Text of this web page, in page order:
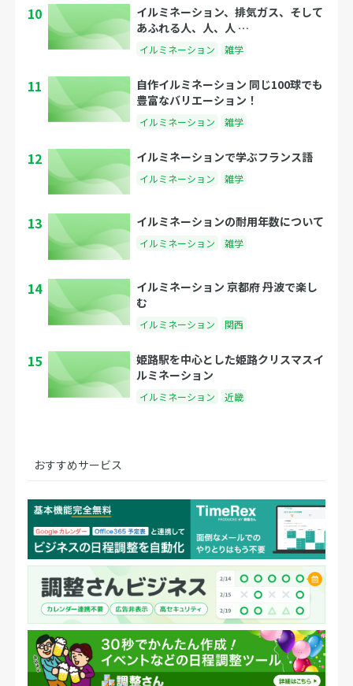
10
イルミネーション、排気ガス、そして
あふれる人、人、人 …
イルミネーション 雑学
11
自作イルミネーション 同じ100球でも
豊富なバリエーション！
イルミネーション 雑学
12 イルミネーションで学ぶフランス語
イルミネーション 雑学
13 イルミネーションの耐用年数について
イルミネーション 雑学
14
イルミネーション 京都府 丹波で楽し
む
イルミネーション 関西
15
姫路駅を中心とした姫路クリスマスイ
ルミネーション
イルミネーション 近畿
おすすめサービス